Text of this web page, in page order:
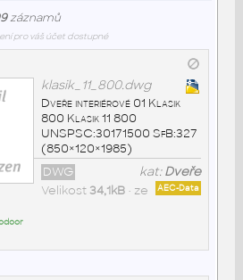
záznamů
pro váš účet dostupné
klasik_11_800.dwg
Dveře interiérové 01 Klasik
800 Klasik 11 800
UNSPSC:30171500 SfB:327
(850×120×1985)
kat:Dveře
DWG
AEC-Data
Velikost34,1kB• ze